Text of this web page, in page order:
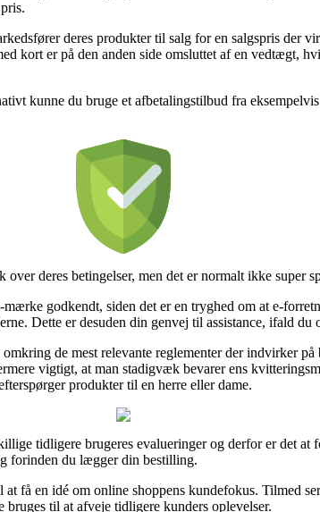
deres produkter til salg for en salgspris der
kort er på den anden side omsluttet af en vedtægt,
kunne du bruge et afbetalingstilbud fra
deres betingelser, men det er normalt ikke super
godkendt, siden det er en tryghed om at e-
Dette er desuden din genvej til assistance, ifald
de mest relevante reglementer der indvirker på
vigtigt, at man stadigvæk bevarer ens
produkter til en herre eller dame.
tidligere brugeres evalueringer og derfor er det at
forinden du lægger din bestilling.
få en idé om online shoppens kundefokus. Tilmed
til at afveje tidligere kunders oplevelser.